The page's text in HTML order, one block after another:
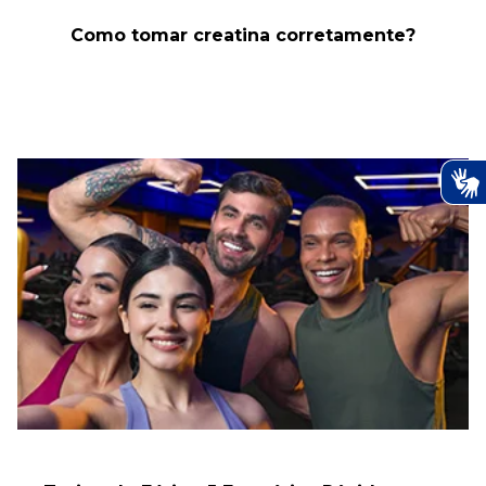
Como tomar creatina corretamente?